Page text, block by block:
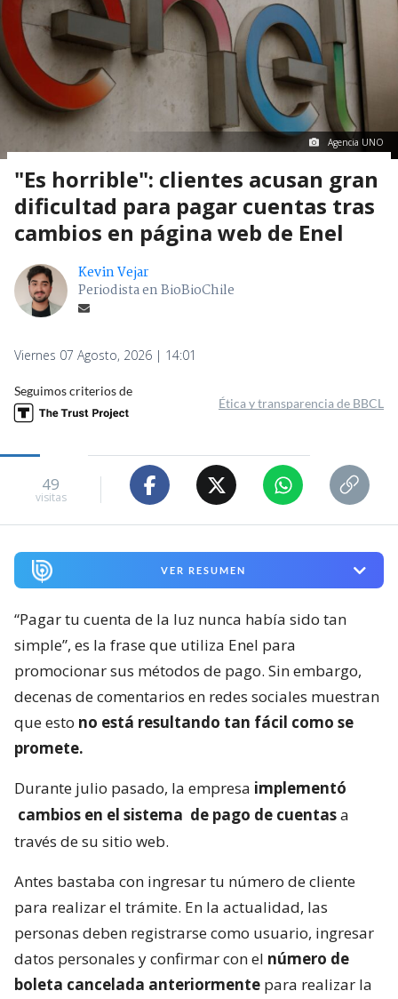
Agencia UNO
"Es horrible": clientes acusan gran
dificultad para pagar cuentas tras
cambios en página web de Enel
Kevin Vejar
Periodista en BioBioChile
Viernes 07 Agosto, 2026 | 14:01
Seguimos criterios de
Ética y transparencia de BBCL
49
visitas
VER RESUMEN
“Pagar tu cuenta de la luz nunca había sido tan
simple”, es la frase que utiliza Enel para
promocionar sus métodos de pago. Sin embargo,
decenas de comentarios en redes sociales muestran
que esto no está resultando tan fácil como se
promete.
Durante julio pasado, la empresa implementó
cambios en el sistema de pago de cuentasa
través de su sitio web.
Antes bastaba con ingresar tu número de cliente
para realizar el trámite. En la actualidad, las
personas deben registrarse como usuario, ingresar
datos personales y confirmar con el número de
boleta cancelada anteriormente para realizar la